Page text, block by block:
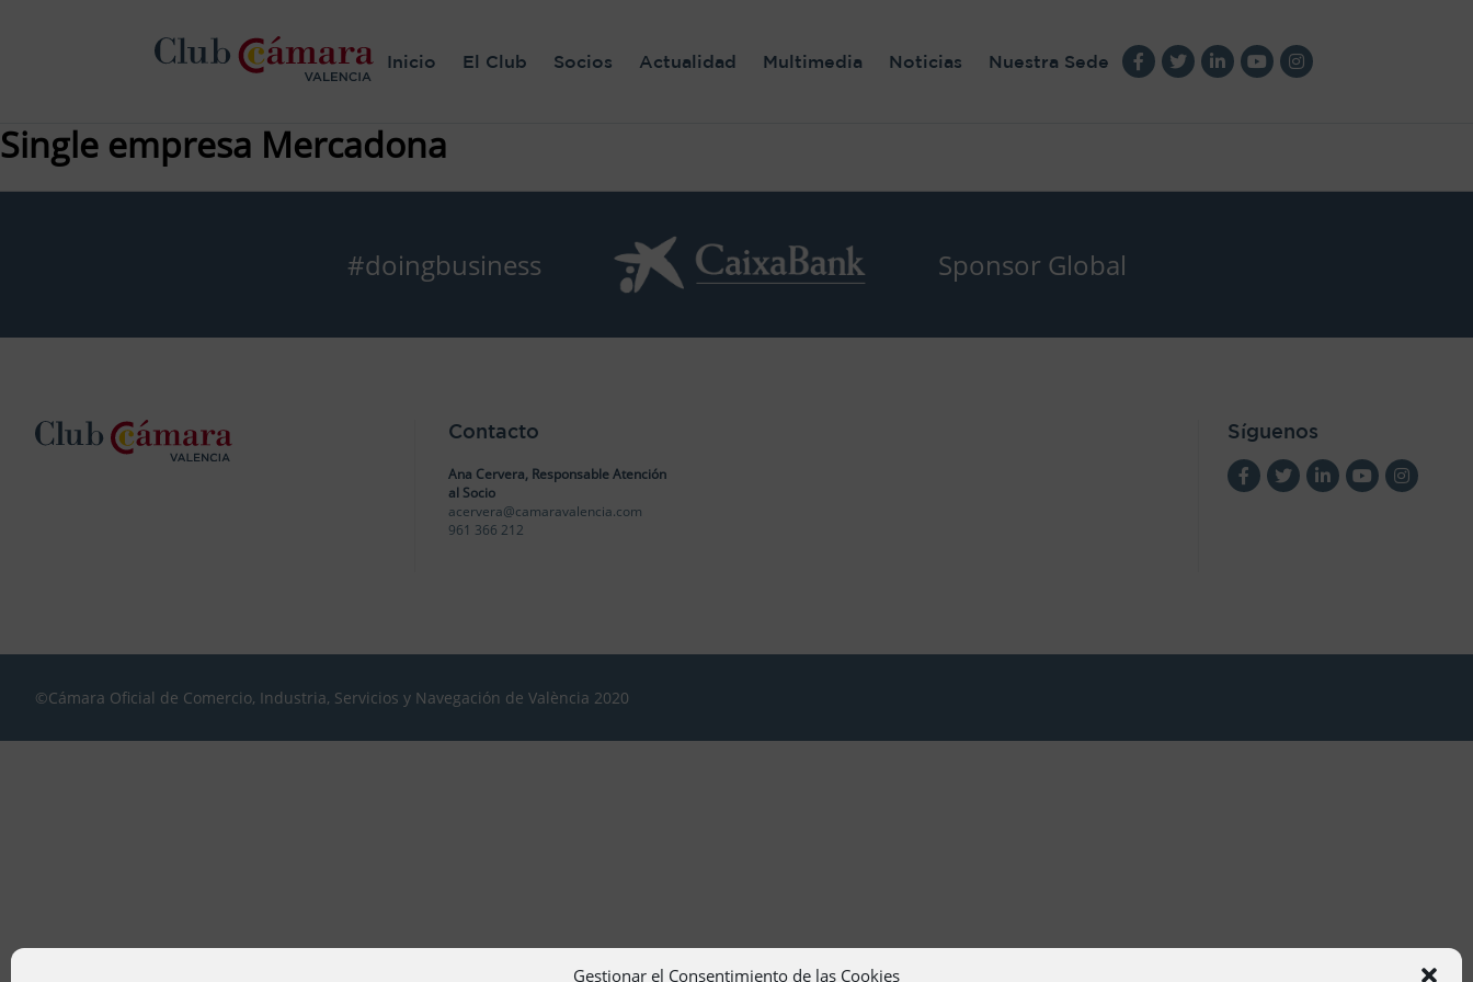
Gestionar el Consentimiento de las Cookies
Inicio El Club Socios Actualidad Multimedia Noticias Nuestra Sede
Single empresa Mercadona
#doingbusiness Sponsor Global
Contacto
Ana Cervera, Responsable Atención
al Socio
acervera@camaravalencia.com
961 366 212
Síguenos
©Cámara Oficial de Comercio, Industria, Servicios y Navegación de València 2020